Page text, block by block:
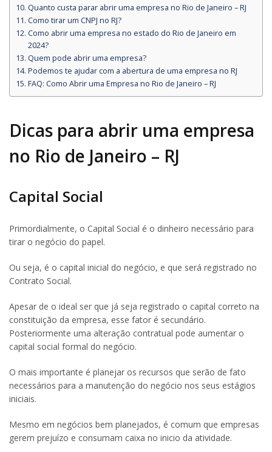
Quanto custa parar abrir uma empresa no Rio de Janeiro – RJ
Como tirar um CNPJ no RJ?
Como abrir uma empresa no estado do Rio de Janeiro em
2024?
Quem pode abrir uma empresa?
Podemos te ajudar com a abertura de uma empresa no RJ
FAQ: Como Abrir uma Empresa no Rio de Janeiro – RJ
Dicas para abrir uma empresa
no Rio de Janeiro – RJ
Capital Social
Primordialmente, o Capital Social é o dinheiro necessário para
tirar o negócio do papel.
Ou seja, é o capital inicial do negócio, e que será registrado no
Contrato Social.
Apesar de o ideal ser que já seja registrado o capital correto na
constituição da empresa, esse fator é secundário.
Posteriormente uma alteração contratual pode aumentar o
capital social formal do negócio.
O mais importante é planejar os recursos que serão de fato
necessários para a manutenção do negócio nos seus estágios
iniciais.
Mesmo em negócios bem planejados, é comum que empresas
gerem prejuízo e consumam caixa no inicio da atividade.